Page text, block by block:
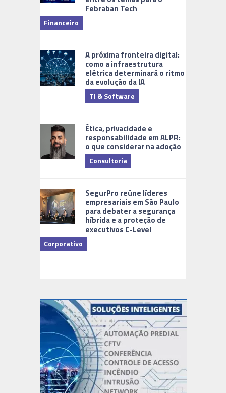
Febraban Tech
Financeiro
A próxima fronteira digital:
como a infraestrutura
elétrica determinará o ritmo
da evolução da IA
TI & Software
Ética, privacidade e
responsabilidade em ALPR:
o que considerar na adoção
Consultoria
SegurPro reúne líderes
empresariais em São Paulo
para debater a segurança
híbrida e a proteção de
executivos C-Level
Corporativo